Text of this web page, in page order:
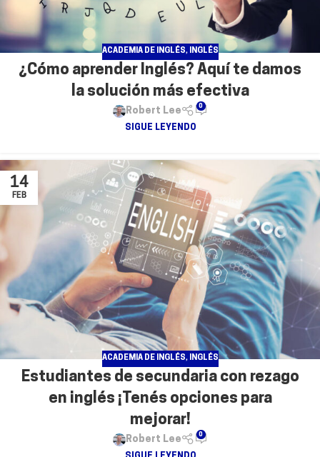
ACADEMIA DE INGLÉS, INGLÉS
¿Cómo aprender Inglés? Aquí te damos
la solución más efectiva
Robert Lee 0
SIGUE LEYENDO
14
FEB
ACADEMIA DE INGLÉS, INGLÉS
Estudiantes de secundaria con rezago
en inglés ¡Tenés opciones para
mejorar!
Robert Lee 0